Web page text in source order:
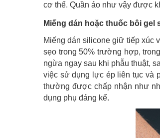
cơ thể. Quần áo như vậy được
Miếng dán hoặc thuốc bôi gel
Miếng dán silicone giữ tiếp xúc
sẹo trong 50% trường hợp,
ngừa ngay sau khi phẫu thuật,
việc sử dụng lực ép liên tục và
thường được chấp nhận như
dụng phụ đáng kể.